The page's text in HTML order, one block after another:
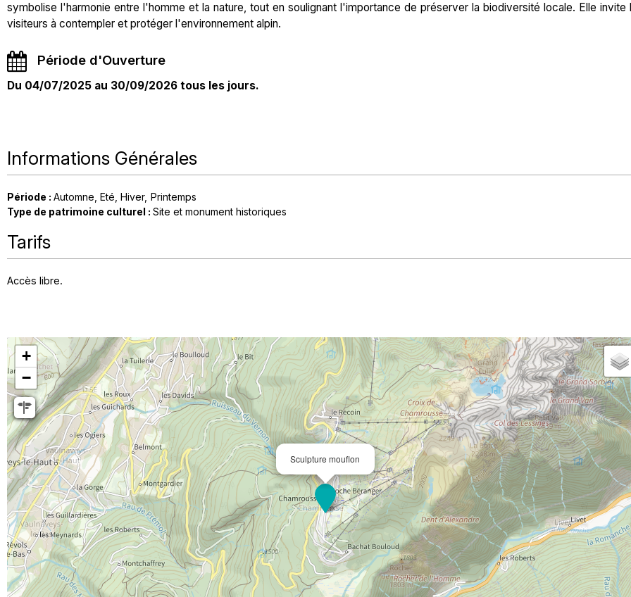
symbolise l'harmonie entre l'homme et la nature, tout en soulignant l'importance de préserver la biodiversité locale. Elle invite
visiteurs à contempler et protéger l'environnement alpin.
Période d'Ouverture
Du 04/07/2025 au 30/09/2026 tous les jours.
Informations Générales
Période : Automne Eté Hiver Printemps
Type de patrimoine culturel : Site et monument historiques
Tarifs
Accès libre.
Sculpture mouflon
+
−